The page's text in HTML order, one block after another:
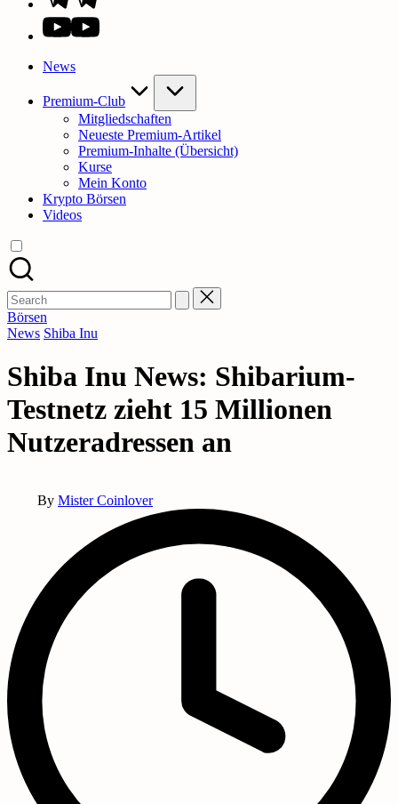
YouTube
News
Premium-Club
Mitgliedschaften
Neueste Premium-Artikel
Premium-Inhalte (Übersicht)
Kurse
Mein Konto
Krypto Börsen
Videos
Search
for:
Börsen
Posted
News Shiba Inu
Shiba Inu News: Shibarium-
Testnetz zieht 15 Millionen
Nutzeradressen an
By Mister Coinlover